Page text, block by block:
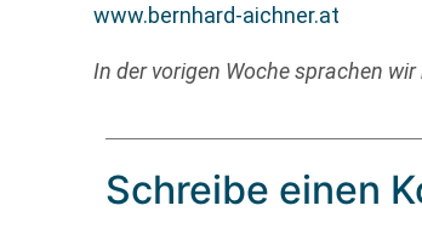
www.bernhard-aichner.at
In der vorigen Woche sprachen
Schreibe einen